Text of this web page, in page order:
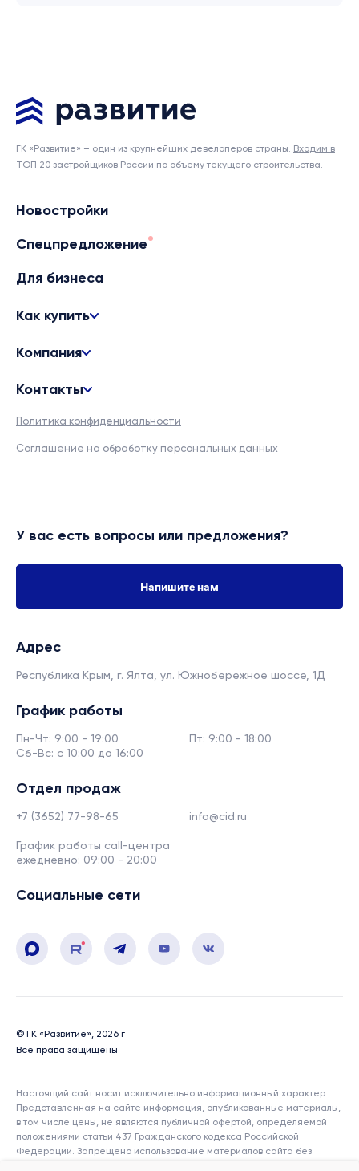
ГК «Развитие» – один из крупнейших девелоперов страны. Входим в
ТОП 20 застройщиков России по объему текущего строительства.
Новостройки
Спецпредложение
Для бизнеса
Как купить
Компания
Контакты
Политика конфиденциальности
Соглашение на обработку персональных данных
У вас есть вопросы или предложения?
Напишите нам
Адрес
Республика Крым, г. Ялта, ул. Южнобережное шоссе, 1Д
График работы
Пн-Чт: 9:00 - 19:00
Пт: 9:00 - 18:00
Сб-Вс: с 10:00 до 16:00
Отдел продаж
+7 (3652) 77-98-65 info@cid.ru
График работы call-центра
ежедневно: 09:00 - 20:00
Социальные сети
© ГК «Развитие», 2026 г
Все права защищены
Настоящий сайт носит исключительно информационный характер.
Представленная на сайте информация, опубликованные материалы,
в том числе цены, не являются публичной офертой, определяемой
положениями статьи 437 Гражданского кодекса Российской
Федерации. Запрещено использование материалов сайта без